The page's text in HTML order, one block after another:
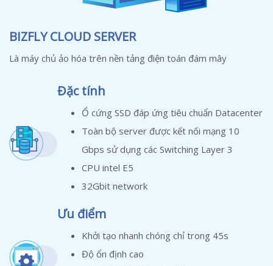
BIZFLY CLOUD SERVER
Là máy chủ ảo hóa trên nền tảng điện toán đám mây
Đặc tính
Ổ cứng SSD đáp ứng tiêu chuẩn Datacenter
Toàn bộ server được kết nối mạng 10
Gbps sử dụng các Switching Layer 3
CPU intel E5
32Gbit network
Ưu điểm
Khởi tạo nhanh chóng chỉ trong 45s
Độ ổn định cao